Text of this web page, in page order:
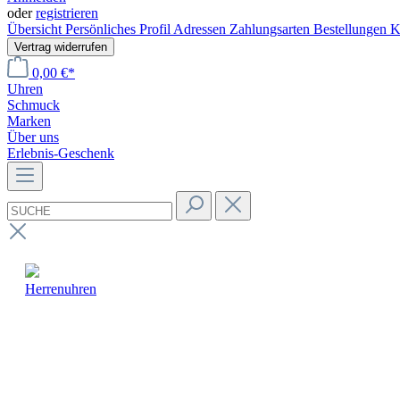
oderregistrieren
Übersicht Persönliches Profil Adressen Zahlungsarten Bestellungen
Vertrag widerrufen
0,00 €*
Uhren
Schmuck
Marken
Über uns
Erlebnis-Geschenk
Herrenuhren